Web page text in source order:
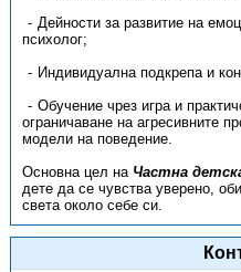
Дейности за развитие на
психолог;
Индивидуална подкрепа и
Обучение чрез игра и
ограничаване на агресивните
модели на поведение.
Основна цел на Частна
дете да се чувства уверено,
света около себе си.